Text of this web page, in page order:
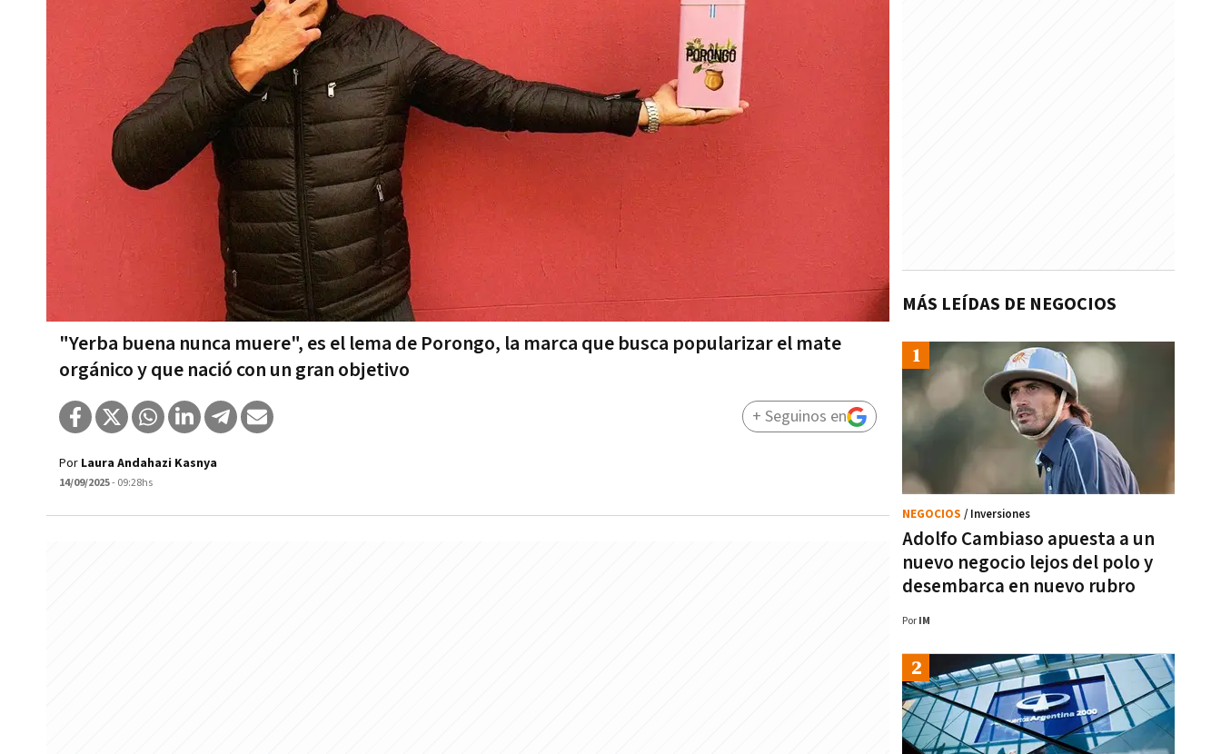
"Yerba buena nunca muere", es el lema de Porongo, la marca que busca popularizar el mate
orgánico y que nació con un gran objetivo
Por Laura Andahazi Kasnya
14/09/2025- 09:28hs
+ Seguinos en
MÁS LEÍDAS DE NEGOCIOS
Adolfo Cambiaso apuesta a un
nuevo negocio lejos del polo y
desembarca en nuevo rubro
NEGOCIOS / Inversiones
Por IM